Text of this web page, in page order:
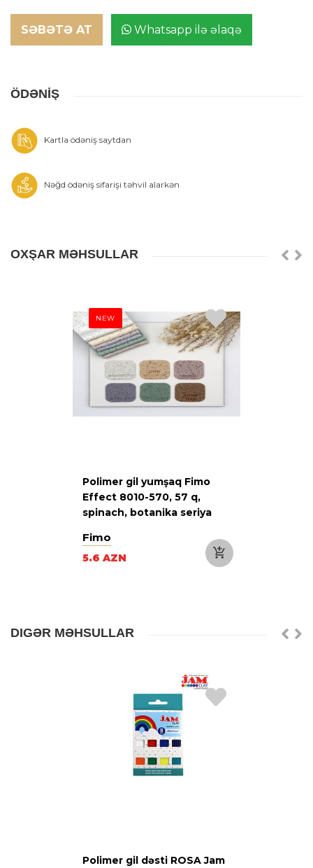
SƏBƏTƏ AT Whatsapp ilə əlaqə
ÖDƏNİŞ
Kartla ödəniş saytdan
Nəğd ödəniş sifarişi təhvil alarkən
OXŞAR MƏHSULLAR
NEW
Polimer gil yumşaq Fimo
Effect 8010-570, 57 q,
spinach, botanika seriya
Fimo
5.6 AZN
DIGƏR MƏHSULLAR
Polimer gil dəsti ROSA Jam